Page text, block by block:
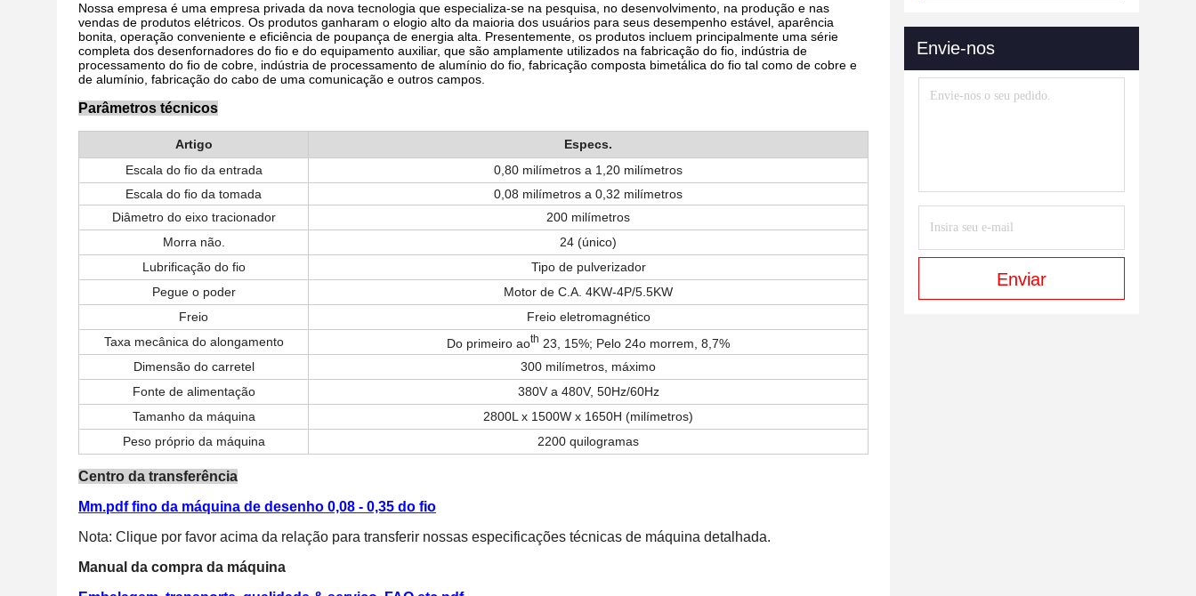
Nossa empresa é uma empresa privada da nova tecnologia que especializa-se na pesquisa, no desenvolvimento, na produção e nas
vendas de produtos elétricos. Os produtos ganharam o elogio alto da maioria dos usuários para seus desempenho estável, aparência
bonita, operação conveniente e eficiência de poupança de energia alta. Presentemente, os produtos incluem principalmente uma série
completa dos desenfornadores do fio e do equipamento auxiliar, que são amplamente utilizados na fabricação do fio, indústria de
processamento do fio de cobre, indústria de processamento de alumínio do fio, fabricação composta bimetálica do fio tal como de cobre e
de alumínio, fabricação do cabo de uma comunicação e outros campos.
Parâmetros técnicos
Artigo
Especs.
Escala do fio da entrada
0,80 milímetros a 1,20 milímetros
Escala do fio da tomada
0,08 milímetros a 0,32 milímetros
Diâmetro do eixo tracionador
200 milímetros
Morra não.
24 (único)
Lubrificação do fio
Tipo de pulverizador
Pegue o poder
Motor de C.A. 4KW-4P/5.5KW
Freio
Freio eletromagnético
Taxa mecânica do alongamento
Do primeiro aoth 23, 15%; Pelo 24o morrem, 8,7%
Dimensão do carretel
300 milímetros, máximo
Fonte de alimentação
380V a 480V, 50Hz/60Hz
Tamanho da máquina
2800L x 1500W x 1650H (milímetros)
Peso próprio da máquina
2200 quilogramas
Centro da transferência
Mm.pdf fino da máquina de desenho 0,08 - 0,35 do fio
Nota: Clique por favor acima da relação para transferir nossas especificações técnicas de máquina detalhada.
Manual da compra da máquina
Envie-nos
Enviar